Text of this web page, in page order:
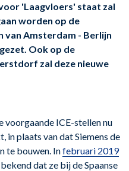
'Laagvloers' staat zal
worden op de
van Amsterdam - Berlijn
Ook op de
zal deze nieuwe
voorgaande ICE-stellen nu
in plaats van dat Siemens de
te bouwen. Infebruari 2019
dat ze bij de Spaanse